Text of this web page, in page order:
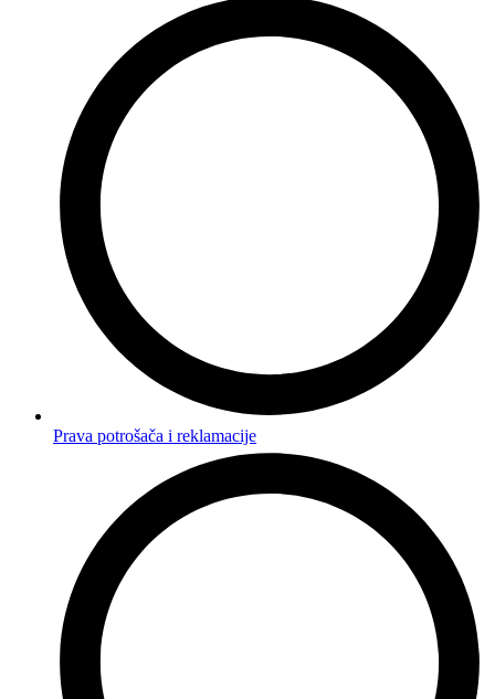
Prava potrošača i reklamacije